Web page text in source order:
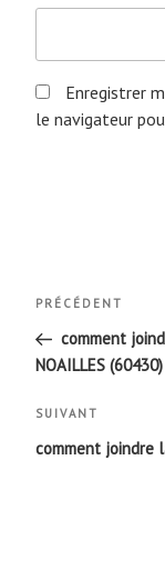
Enregistrer
le navigateur
de
l’article
Article
précédent
PRÉCÉDENT
comment
NOAILLES
Article
suivant
SUIVANT
comment joindre